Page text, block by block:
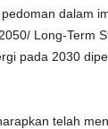
dalam
Long-Term
pada 2030
telah